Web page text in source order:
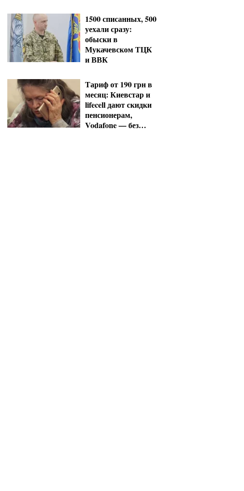
1500 списанных, 500
уехали сразу:
обыски в
Мукачевском ТЦК
и ВВК
Тариф от 190 грн в
месяц: Киевстар и
lifecell дают скидки
пенсионерам,
Vodafone — без